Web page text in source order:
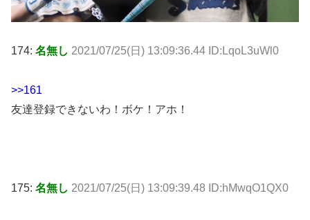
174: 名無し 2021/07/25(日) 13:09:36.44 ID:LqoL3uWl0
>>161
友達登録できないわ！ボケ！アホ！
175: 名無し 2021/07/25(日) 13:09:39.48 ID:hMwqO1QX0